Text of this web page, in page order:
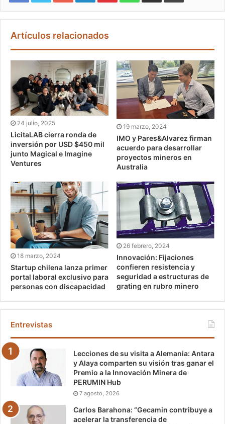
Artículos relacionados
24 julio, 2025
LicitaLAB cierra ronda de
inversión por USD $450 mil
junto Magical e Imagine
Ventures
19 marzo, 2024
IMO y Pares&Alvarez firman
acuerdo para desarrollar
proyectos mineros en
Australia
18 marzo, 2024
Startup chilena lanza primer
portal laboral exclusivo para
personas con discapacidad
26 febrero, 2024
Innovación: Fijaciones
confieren resistencia y
seguridad a estructuras de
grating en rubro minero
Entrevistas
Lecciones de su visita a Alemania: Antara
y Alaya comparten su visión tras ganar el
Premio a la Innovación Minera de
PERUMIN Hub
7 agosto, 2026
Carlos Barahona: “Gecamin contribuye a
acelerar la transferencia de